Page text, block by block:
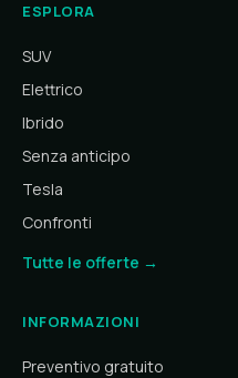
ESPLORA
SUV
Elettrico
Ibrido
Senza anticipo
Tesla
Confronti
Tutte le offerte →
INFORMAZIONI
Preventivo gratuito